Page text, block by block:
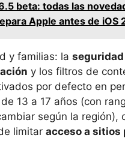
beta: todas las
Apple antes de iOS
y familias: la seguridad
y los filtros de
por defecto en
13 a 17 años (con
según la región),
limitar acceso a sitios